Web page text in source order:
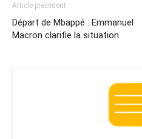
Article précédent
Départ de Mbappé : Emmanuel
Macron clarifie la situation